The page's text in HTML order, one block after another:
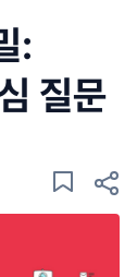
:
질문